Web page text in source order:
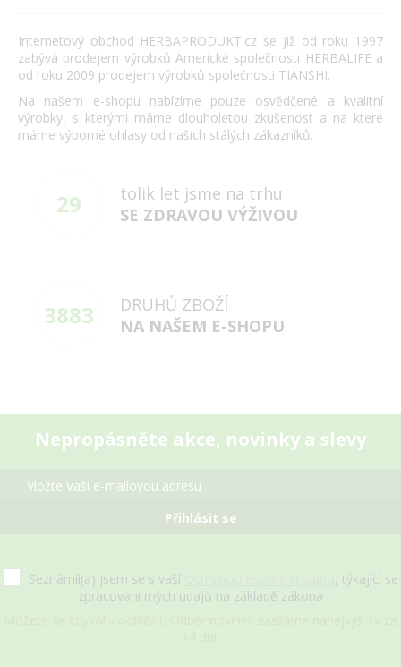
Internetový obchod HERBAPRODUKT.cz se již od roku 1997
zabývá prodejem výrobků Americké společnosti HERBALIFE a
od roku 2009 prodejem výrobků společnosti TIANSHI.
Na našem e-shopu nabízíme pouze osvědčené a kvalitní
výrobky, s kterými máme dlouholetou zkušenost a na které
máme výborné ohlasy od našich stálých zákazníků.
29
tolik let jsme na trhu
SE ZDRAVOU VÝŽIVOU
3883
DRUHŮ ZBOŽÍ
NA NAŠEM E-SHOPU
Nepropásněte akce, novinky a slevy
Přihlásit se
Seznámil(a) jsem se s vaší
, týkající se
zpracování mých údajů na základě zákona